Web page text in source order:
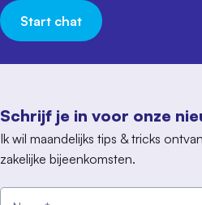
Schrijf je in voor onze
Ik wil maandelijks tips & tricks
zakelijke bijeenkomsten.
Start chat